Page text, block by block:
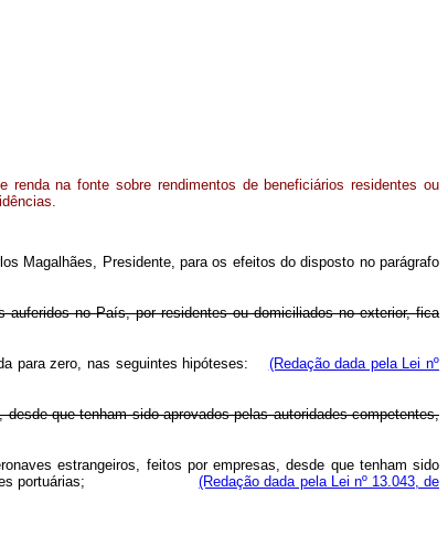
renda na fonte sobre rendimentos de beneficiários residentes ou
Magalhães, Presidente, para os efeitos do disposto no parágrafo
auferidos no País, por residentes ou domiciliados no exterior, fica
para zero, nas seguintes hipóteses:
(Redação dada pela Lei nº
que tenham sido aprovados pelas autoridades competentes,
estrangeiros, feitos por empresas, desde que tenham sido
de instalações portuárias;(Redação dada pela Lei nº 13.043, de